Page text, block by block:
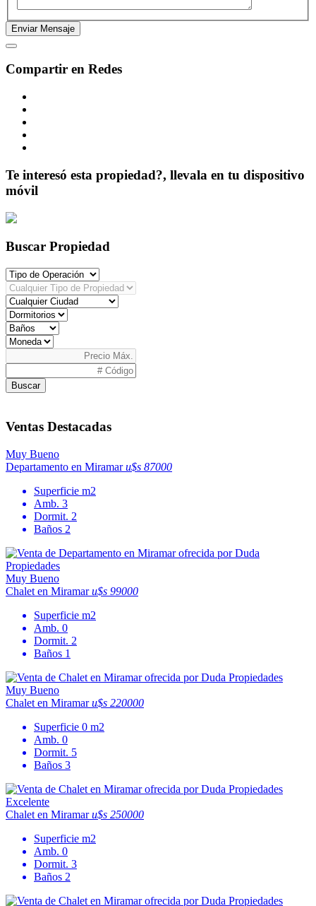
Compartir en Redes
Te interesó esta propiedad?, llevala en tu dispositivo
móvil
Buscar Propiedad
Buscar
Ventas Destacadas
Muy Bueno
Departamento en Miramaru$s 87000
Superficie m2
Amb. 3
Dormit. 2
Baños 2
Muy Bueno
Chalet en Miramaru$s 99000
Superficie m2
Amb. 0
Dormit. 2
Baños 1
Muy Bueno
Chalet en Miramaru$s 220000
Superficie 0 m2
Amb. 0
Dormit. 5
Baños 3
Excelente
Chalet en Miramaru$s 250000
Superficie m2
Amb. 0
Dormit. 3
Baños 2